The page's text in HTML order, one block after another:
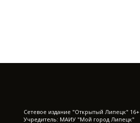
Cетевое издание "Открытый Липецк" 16+
Учредитель: МАИУ "Мой город Липецк"